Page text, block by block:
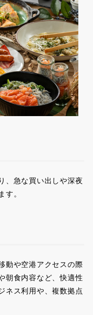
、急な買い出しや深夜
。
動や空港アクセスの際
朝食内容など、快適性
ネス利用や、複数拠点